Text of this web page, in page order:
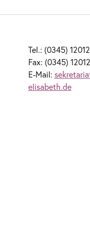
Tel.: (0345)
Fax: (0345)
E-Mail:
elisabeth.de